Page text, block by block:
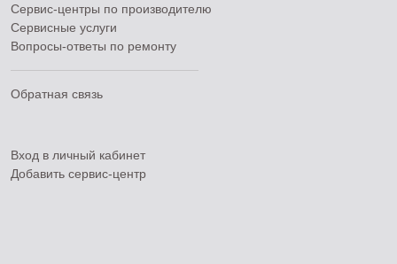
Сервис-центры по производителю
Сервисные услуги
Вопросы-ответы по ремонту
Обратная связь
Вход в личный кабинет
Добавить сервис-центр